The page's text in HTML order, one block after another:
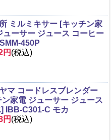
ミルミキサー [キッチン家
ューサー ジュース コーヒー
450P
円 (税込)
マ コードレスブレンダー
家電 ジューサー ジュース
IBB-C301-C モカ
円 (税込)